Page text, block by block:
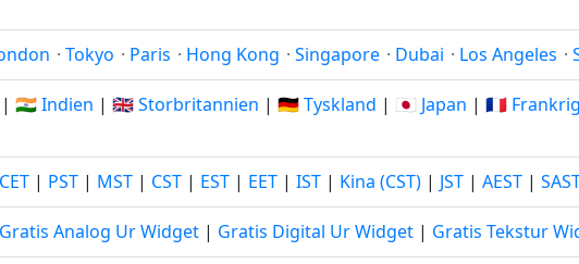
· Tokyo · Paris · Hong Kong · Singapore · Dubai · Los Angeles ·
| 🇮🇳 Indien | 🇬🇧 Storbritannien | 🇩🇪 Tyskland | 🇯🇵 Japan | 🇫🇷 Frankrig
CET | PST | MST | CST | EST | EET | IST | Kina (CST) | JST | AEST |
Gratis Analog Ur Widget | Gratis Digital Ur Widget | Gratis Tekstur